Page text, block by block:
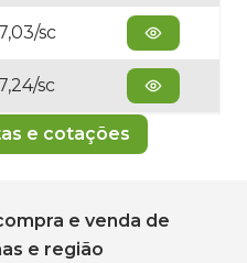
sc
sc
e cotações
e venda de
e região